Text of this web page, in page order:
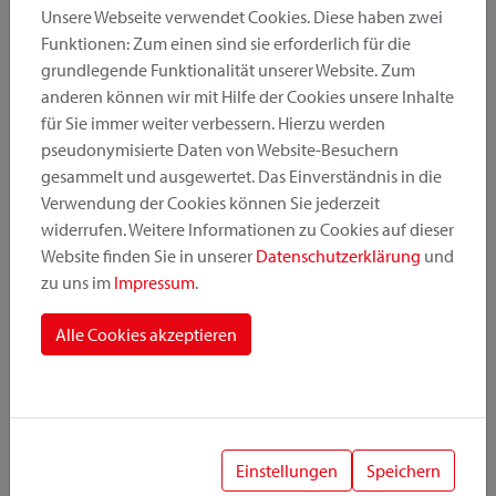
Produktkategorie
Montageposition
Befestigungssystem
Unsere Webseite verwendet Cookies. Diese haben zwei
Funktionen: Zum einen sind sie erforderlich für die
grundlegende Funktionalität unserer Website. Zum
anderen können wir mit Hilfe der Cookies unsere Inhalte
für Sie immer weiter verbessern. Hierzu werden
pseudonymisierte Daten von Website-Besuchern
gesammelt und ausgewertet. Das Einverständnis in die
Verwendung der Cookies können Sie jederzeit
widerrufen. Weitere Informationen zu Cookies auf dieser
Website finden Sie in unserer Datenschutzerklärung und
zu uns im Impressum.
Alle Cookies akzeptieren
Einstellungen Speichern